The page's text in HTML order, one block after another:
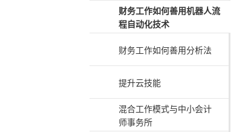
财务工作如何善用机器人流
程自动化技术
财务工作如何善用分析法
提升云技能
混合工作模式与中小会计
师事务所